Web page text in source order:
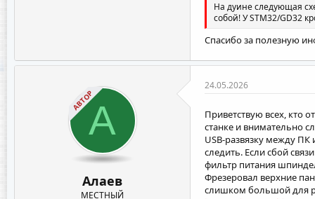
На дуине следующая
собой! У STM32/GD32
Спасибо за полезную
АВТОРА
Алаев
МЕСТНЫЙ
24.05.2026
Приветствую всех, кто
станке и внимательно
USB-развязку между
следить. Если сбой
фильтр питания
Фрезеровал верхние
слишком большой для